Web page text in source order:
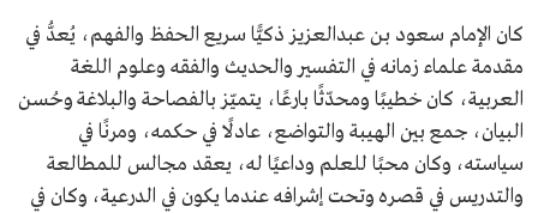
كان الإمام سعود بن عبدالعزيز ذكيًّا سريع الحفظ والفهم، يُعدُّ في
مقدمة علماء زمانه في التفسير والحديث والفقه وعلوم اللغة
العربية، كان خطيبًا ومحدّثًا بارعًا، يتميّز بالفصاحة والبلاغة وحُسن
البيان، جمع بين الهيبة والتواضع، عادلًا في حكمه، ومرنًا في
سياسته، وكان محبًا للعلم وداعيًا له، يعقد مجالس للمطالعة
والتدريس في قصره وتحت إشرافه عندما يكون في الدرعية، وكان في